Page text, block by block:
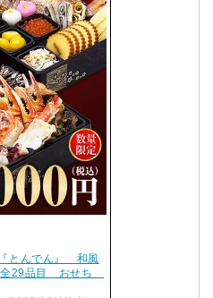
とんでん』 和風
29品目 おせち